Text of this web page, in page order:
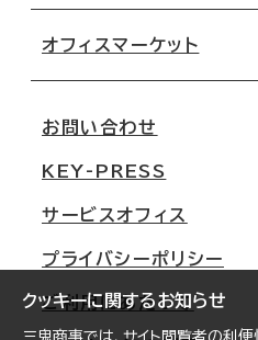
クッキーに関するお知らせ
三鬼商事では、サイト閲覧者の利
路線・駅から探す
移転コストシミュレーション
移転スケジュール
オフィス移転Q&A
オフィスマーケット
大阪
名古屋
札幌
仙台
お問い合わせ
KEY-PRESS
サービスオフィス
プライバシーポリシー
ご利用にあたって